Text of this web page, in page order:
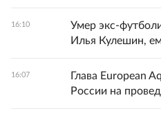
16:10
Умер экс-
Илья Кулешин,
16:07
Глава European
России на